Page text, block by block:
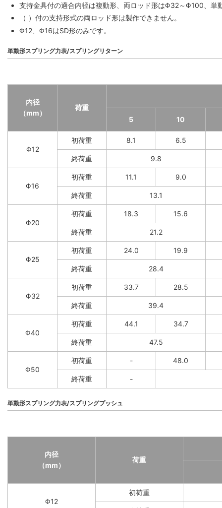
支持金具付の適合内径は複動形、両ロッド形はΦ32～Φ100、
（ ）付の支持形式の両ロッド形は製作できません。
Φ12、Φ16はSD形のみです。
単動形スプリング力表/スプリングリターン
内径
（mm）
荷重
5
10
Φ12
初荷重 8.1 6.5
終荷重 9.8
Φ16
初荷重 11.1 9.0
終荷重 13.1
Φ20
初荷重 18.3 15.6
終荷重 21.2
Φ25
初荷重 24.0 19.9
終荷重 28.4
Φ32
初荷重 33.7 28.5
終荷重 39.4
Φ40
初荷重 44.1 34.7
終荷重 47.5
Φ50
初荷重 - 48.0
終荷重 -
単動形スプリング力表/スプリングプッシュ
内径
（mm）
荷重
Φ12
初荷重